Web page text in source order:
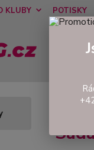
KLUBY POTISKY